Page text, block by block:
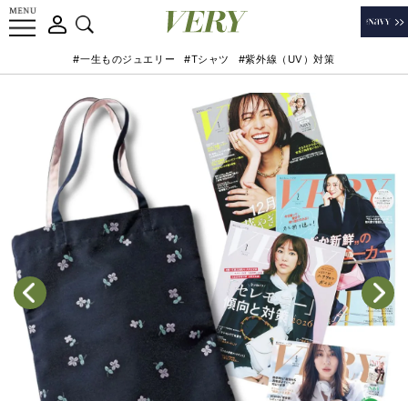
#一生ものジュエリー #Tシャツ #紫外線（UV）対策